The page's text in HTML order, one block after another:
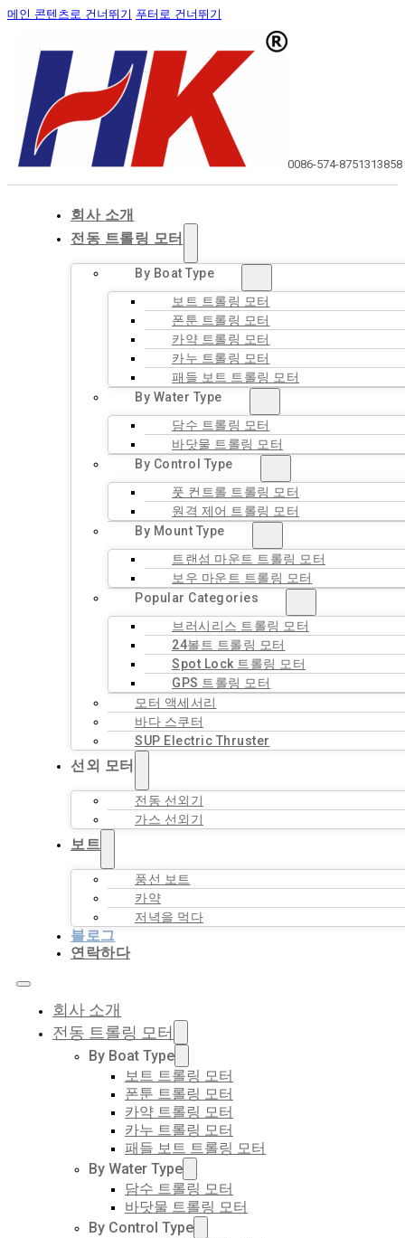
메인 콘텐츠로 건너뛰기 푸터로 건너뛰기
0086-574-87513138
회사 소개
전동 트롤링 모터
By Boat Type
보트 트롤링 모터
폰툰 트롤링 모터
카약 트롤링 모터
카누 트롤링 모터
패들 보트 트롤링 모터
By Water Type
담수 트롤링 모터
바닷물 트롤링 모터
By Control Type
풋 컨트롤 트롤링 모터
원격 제어 트롤링 모터
By Mount Type
트랜섬 마운트 트롤링 모터
보우 마운트 트롤링 모터
Popular Categories
브러시리스 트롤링 모터
24볼트 트롤링 모터
Spot Lock 트롤링 모터
GPS 트롤링 모터
모터 액세서리
바다 스쿠터
SUP Electric Thruster
선외 모터
전동 선외기
가스 선외기
보트
풍선 보트
카약
저녁을 먹다
블로그
연락하다
회사 소개
전동 트롤링 모터
By Boat Type
보트 트롤링 모터
폰툰 트롤링 모터
카약 트롤링 모터
카누 트롤링 모터
패들 보트 트롤링 모터
By Water Type
담수 트롤링 모터
바닷물 트롤링 모터
By Control Type